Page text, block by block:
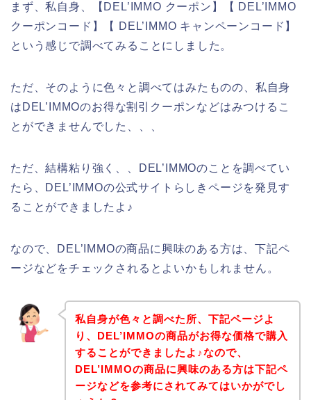
まず、私自身、【DEL’IMMO クーポン】【 DEL’IMMO
クーポンコード】【 DEL’IMMO キャンペーンコード】
という感じで調べてみることにしました。
ただ、そのように色々と調べてはみたものの、私自身
はDEL’IMMOのお得な割引クーポンなどはみつけるこ
とができませんでした、、、
ただ、結構粘り強く、、DEL’IMMOのことを調べてい
たら、DEL’IMMOの公式サイトらしきページを発見す
ることができましたよ♪
なので、DEL’IMMOの商品に興味のある方は、下記ペ
ージなどをチェックされるとよいかもしれません。
私自身が色々と調べた所、下記ページよ
り、DEL’IMMOの商品がお得な価格で購入
することができましたよ♪なので、
DEL’IMMOの商品に興味のある方は下記ペ
ージなどを参考にされてみてはいかがでし